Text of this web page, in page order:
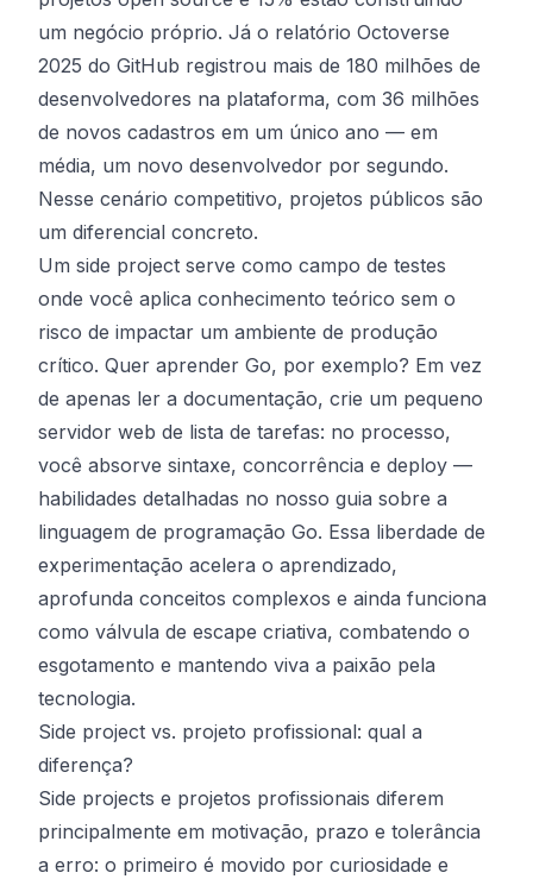
um negócio próprio. Já o relatório Octoverse
2025 do GitHub registrou mais de 180 milhões de
desenvolvedores na plataforma, com 36 milhões
de novos cadastros em um único ano — em
média, um novo desenvolvedor por segundo.
Nesse cenário competitivo, projetos públicos são
um diferencial concreto.
Um side project serve como campo de testes
onde você aplica conhecimento teórico sem o
risco de impactar um ambiente de produção
crítico. Quer aprender Go, por exemplo? Em vez
de apenas ler a documentação, crie um pequeno
servidor web de lista de tarefas: no processo,
você absorve sintaxe, concorrência e deploy —
habilidades detalhadas no nosso guia sobre a
linguagem de programação Go. Essa liberdade de
experimentação acelera o aprendizado,
aprofunda conceitos complexos e ainda funciona
como válvula de escape criativa, combatendo o
esgotamento e mantendo viva a paixão pela
tecnologia.
Side project vs. projeto profissional: qual a
diferença?
Side projects e projetos profissionais diferem
principalmente em motivação, prazo e tolerância
a erro: o primeiro é movido por curiosidade e